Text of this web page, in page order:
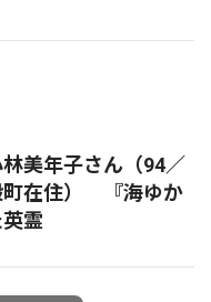
美年子さん（94／
町在住） 『海ゆか
霊